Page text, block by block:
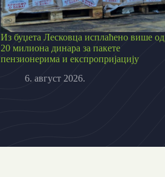
Из буџета Лесковца исплаћено више од
20 милиона динара за пакете
пензионерима и експропријацију
6. август 2026.